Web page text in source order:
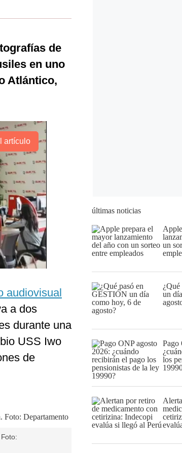
de
en uno
Atlántico,
artículo
audiovisual
a dos
durante una
USS Iwo
de
últimas noticias
un
un
Pago
los